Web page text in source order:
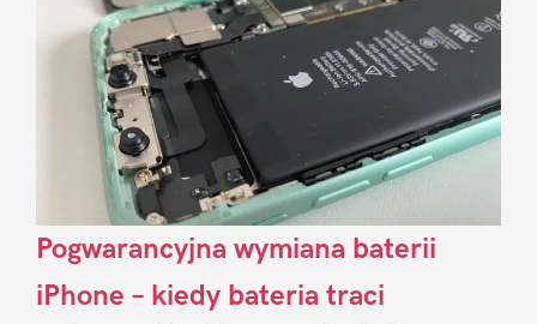
Pogwarancyjna wymiana baterii
iPhone – kiedy bateria traci